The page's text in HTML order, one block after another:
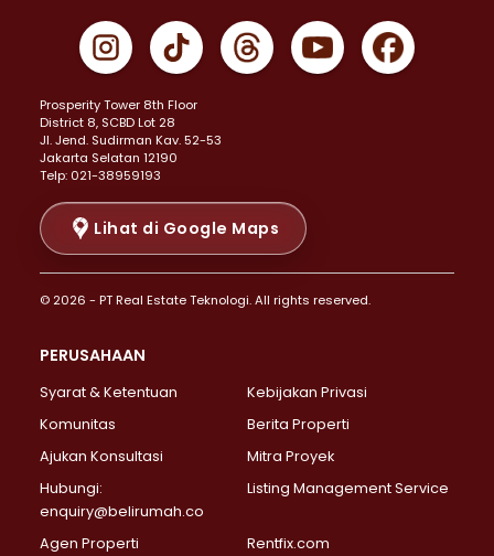
Properti Dijual di Gambir >
Properti Dijual di Johar Baru >
Properti Dijual di Menteng >
Properti Dijual di Senen >
Properti Dijual di Tanah Abang >
Properti Dijual di Cikini >
Properti Dijual di Kramat >
Properti Dijual di Pasar Baru >
Properti Dijual di Bendungan Hilir >
Properti Dijual di Jakarta Selatan >
Properti Dijual di Lebak Bulus >
Properti Dijual di Gandaria Selatan >
Properti Dijual di Pondok Labu >
Properti Dijual di Lenteng Agung >
Properti Dijual di Senayan >
Properti Dijual di Pondok Pinang >
Prosperity Tower 8th Floor
District 8, SCBD Lot 28
JI. Jend. Sudirman Kav. 52-53
Jakarta Selatan 12190
Telp: 021-38959193
Lihat di Google Maps
© 2026 - PT Real Estate Teknologi. All rights reserved.
PERUSAHAAN
Syarat & Ketentuan
Kebijakan Privasi
Komunitas
Berita Properti
Ajukan Konsultasi
Mitra Proyek
Hubungi:
enquiry@belirumah.co
Listing Management Service
Agen Properti Rentfix.com